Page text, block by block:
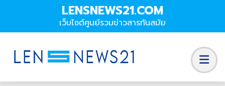
LENSNEWS21.COM
เว็บไซต์ศูนย์รวมข่าวสารทันสมัย